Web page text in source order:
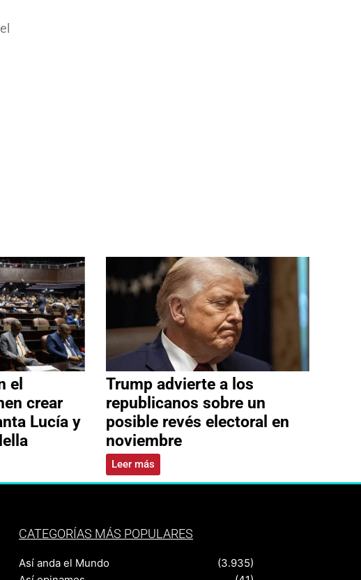
el
crear
Lucía y
Trump advierte a los
republicanos sobre un
posible revés electoral en
noviembre
Leer más
CATEGORÍAS MÁS POPULARES
Así anda el Mundo
(3.935)